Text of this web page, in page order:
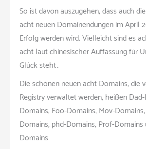
So ist davon auszugehen, dass auch
acht neuen Domainendungen im April
Erfolg werden wird. Vielleicht sind es
acht laut chinesischer Auffassung für
Glück steht…
Die schönen neuen acht Domains, die
Registry verwaltet werden, heißen
Domains, Foo-Domains, Mov-
Domains, phd-Domains, Prof-Domains
Domains